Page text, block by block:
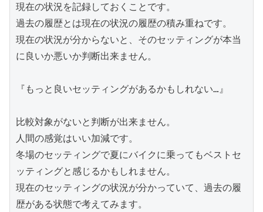
現在の状況を記録しておくことです。
過去の履歴とは現在の状況の履歴の積み重ねです。
現在の状況が分からないと、そのセッティングが本当
に良いか悪いか判断出来ません。
『もっと良いセッティングがあるかもしれない…』
比較対象がないと判断が出来ません。
人間の感覚はいい加減です。
冬場のセッティングで夏にバイクに乗ってもベストセ
ッティングと感じるかもしれません。
現在のセッティングの状況が分かっていて、過去の履
歴がある状態で考えてみます。